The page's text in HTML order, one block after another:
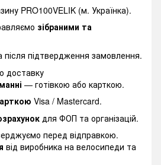
PRO100VELIK (м. Українка).
зібраними та
після підтвердження замовлення.
доставку
— готівкою або карткою.
Visa / Mastercard.
для ФОП та організацій.
перед відправкою.
від виробника на велосипеди та